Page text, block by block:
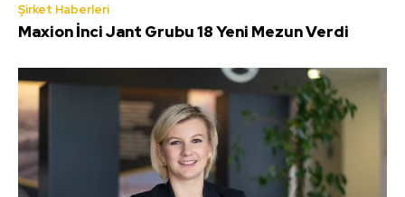
Şirket Haberleri
Maxion İnci Jant Grubu 18 Yeni Mezun Verdi